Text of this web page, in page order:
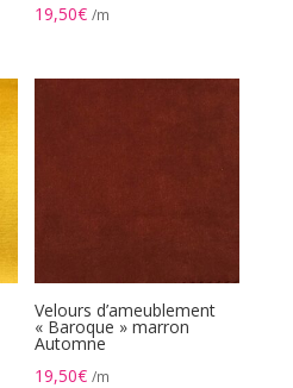
19,50€ /m
Velours d’ameublement
« Baroque » marron
Automne
19,50€ /m